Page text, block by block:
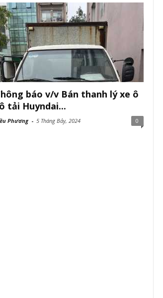
báo v/v Bán thanh lý xe ô
tải Huyndai...
Phương - 5 Tháng Bảy, 2024 0